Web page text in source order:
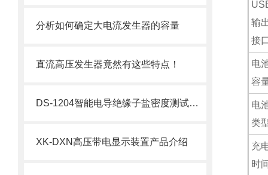
分析如何确定大电流发生器的容量
直流高压发生器竟然有这些特点！
DS-1204智能电导绝缘子盐密度测试仪的特点及技术参数
XK-DXN高压带电显示装置产品介绍
输
接
电
容
电
类
充
时